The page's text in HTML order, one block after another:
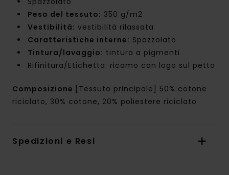
Peso del tessuto: 350 g/m2
Vestibilità: vestibilità rilassata
Caratteristiche interne: Spazzolato
Tintura/lavaggio: tintura a pigmenti
Rifinitura/Etichetta: ricamo con logo sul petto
Composizione [Tessuto principale] 50% cotone
riciclato, 30% cotone, 20% poliestere riciclato
Spedizioni e Resi